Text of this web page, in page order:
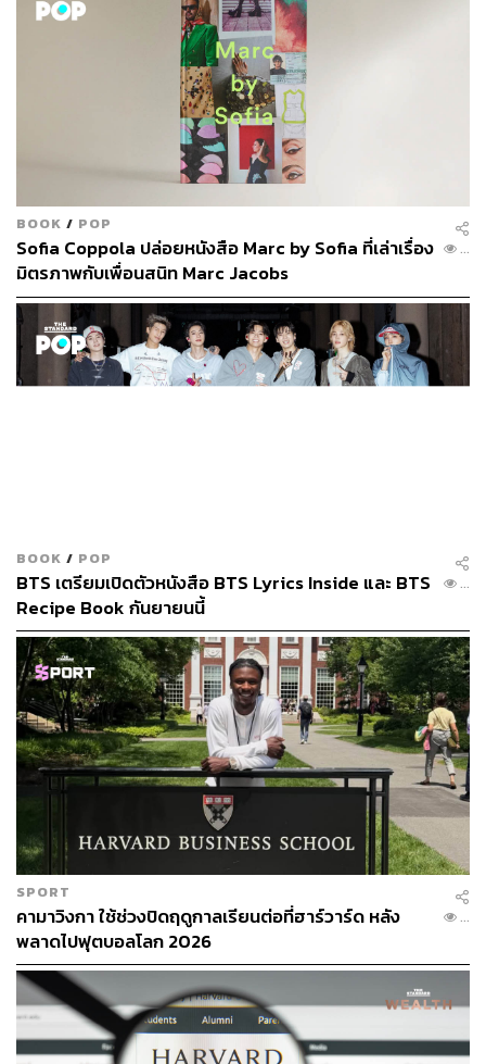
BOOK / POP
Sofia Coppola ปล่อยหนังสือ Marc by Sofia ที่เล่าเรื่อง
มิตรภาพกับเพื่อนสนิท Marc Jacobs
...
BOOK / POP
BTS เตรียมเปิดตัวหนังสือ BTS Lyrics Inside และ BTS
Recipe Book กันยายนนี้
...
SPORT
คามาวิงกา ใช้ช่วงปิดฤดูกาลเรียนต่อที่ฮาร์วาร์ด หลัง
พลาดไปฟุตบอลโลก 2026
...